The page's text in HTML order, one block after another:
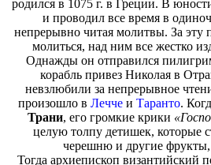
родился в 1075 г. в Греции. В
и проводил все время в
непрерывно читая молитвы. За
молиться, над ним все жестко
Однажды он отправился
корабль привез Николая в
невзлюбили за непрерывное
произошло в Лечче и Таранто.
Трани, его громкие крики
целую толпу детишек, которые
черешню и другие фрукты,
Тогда архиепископ византийский